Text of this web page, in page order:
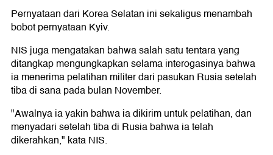
Pernyataan dari Korea Selatan ini sekaligus menambah
bobot pernyataan Kyiv.
NIS juga mengatakan bahwa salah satu tentara yang
ditangkap mengungkapkan selama interogasinya bahwa
ia menerima pelatihan militer dari pasukan Rusia setelah
tiba di sana pada bulan November.
"Awalnya ia yakin bahwa ia dikirim untuk pelatihan, dan
menyadari setelah tiba di Rusia bahwa ia telah
dikerahkan," kata NIS.